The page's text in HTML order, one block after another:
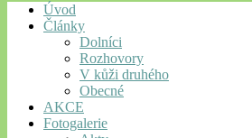
Úvod
Články
Dolníci
Rozhovory
V kůži druhého
Obecné
AKCE
Fotogalerie